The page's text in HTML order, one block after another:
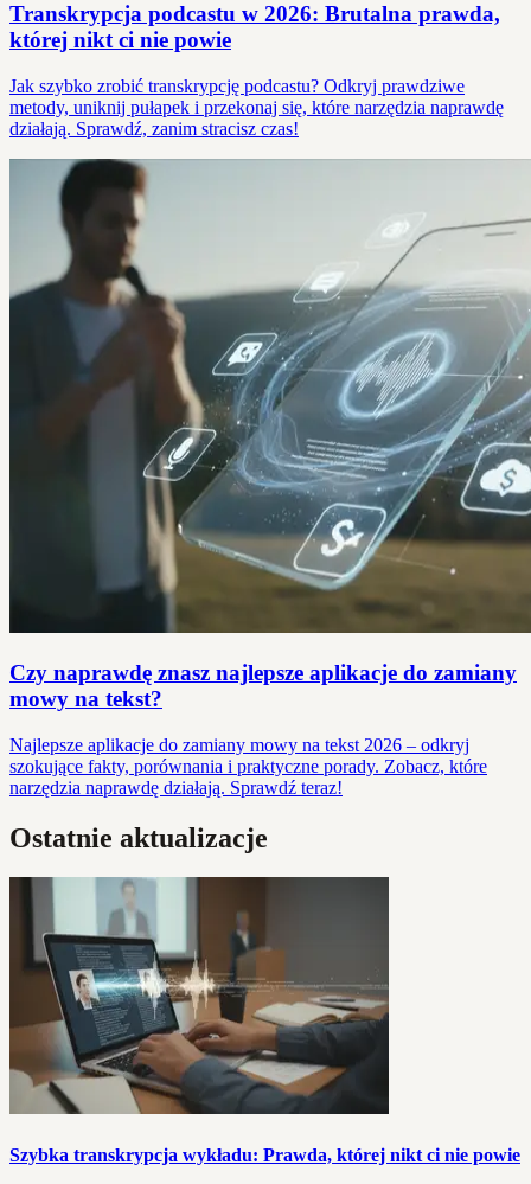
Transkrypcja podcastu w 2026: Brutalna prawda,
której nikt ci nie powie
Jak szybko zrobić transkrypcję podcastu? Odkryj prawdziwe
metody, uniknij pułapek i przekonaj się, które narzędzia naprawdę
działają. Sprawdź, zanim stracisz czas!
Czy naprawdę znasz najlepsze aplikacje do zamiany
mowy na tekst?
Najlepsze aplikacje do zamiany mowy na tekst 2026 – odkryj
szokujące fakty, porównania i praktyczne porady. Zobacz, które
narzędzia naprawdę działają. Sprawdź teraz!
Ostatnie aktualizacje
Szybka transkrypcja wykładu: Prawda, której nikt ci nie powie